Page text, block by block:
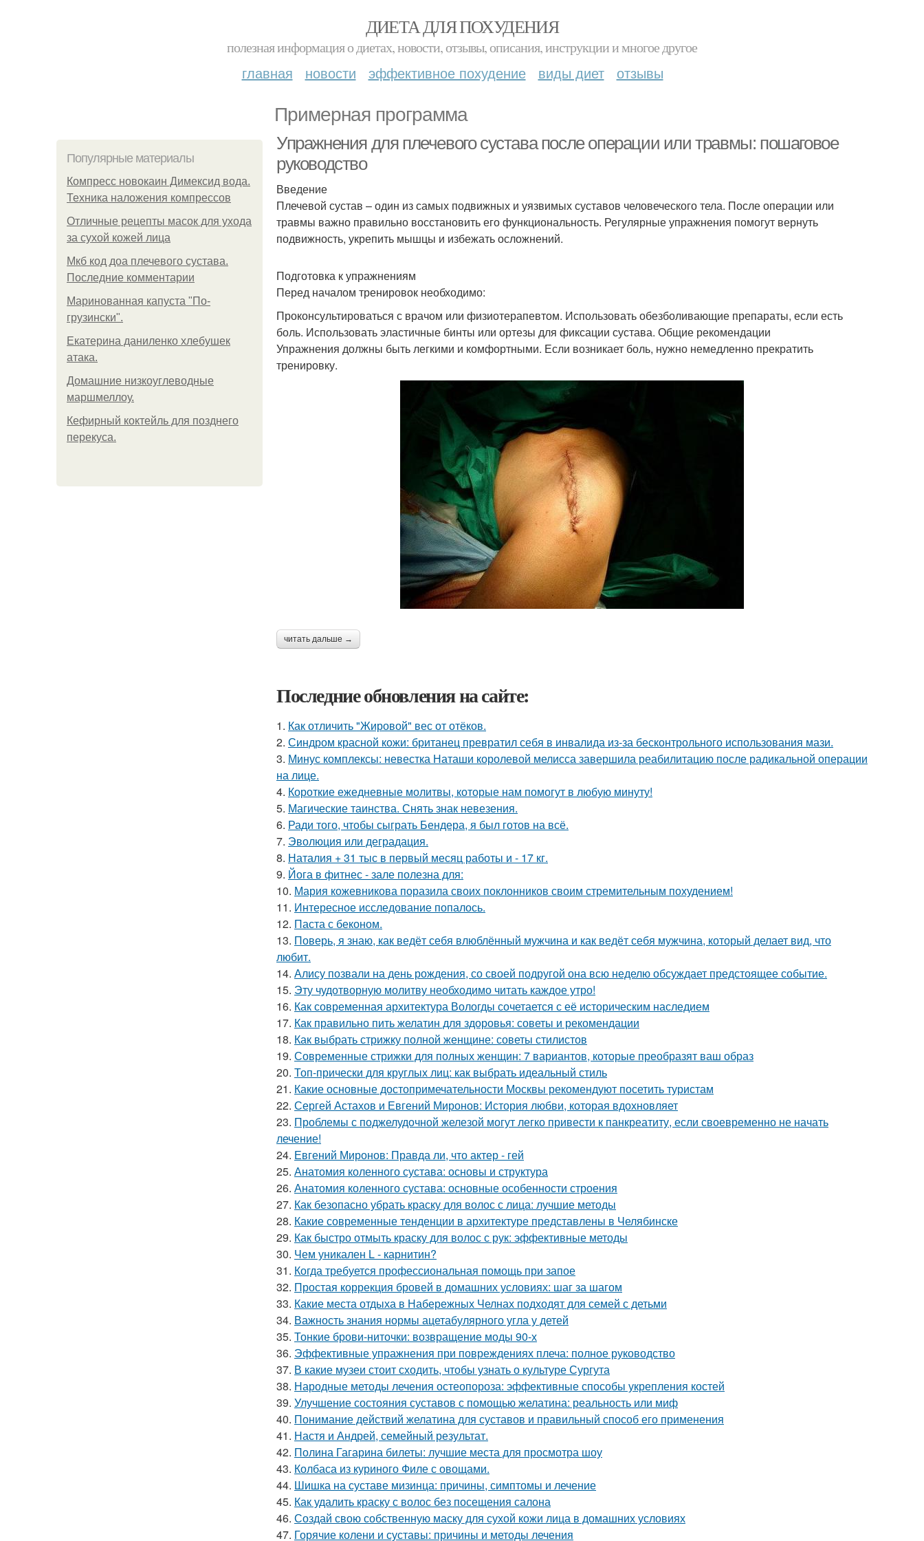
ДИЕТА ДЛЯ ПОХУДЕНИЯ
полезная информация о диетах, новости, отзывы, описания, инструкции и многое другое
главная новости эффективное похудение виды диет отзывы
Примерная программа
Популярные материалы
Компресс новокаин Димексид вода.
Техника наложения компрессов
Отличные рецепты масок для ухода
за сухой кожей лица
Мкб код доа плечевого сустава.
Последние комментарии
Маринованная капуста "По-
грузински".
Екатерина даниленко хлебушек
атака.
Домашние низкоуглеводные
маршмеллоу.
Кефирный коктейль для позднего
перекуса.
Упражнения для плечевого сустава после операции или травмы: пошаговое
руководство
Введение
Плечевой сустав – один из самых подвижных и уязвимых суставов человеческого тела. После операции или
травмы важно правильно восстановить его функциональность. Регулярные упражнения помогут вернуть
подвижность, укрепить мышцы и избежать осложнений.
Подготовка к упражнениям
Перед началом тренировок необходимо:
Проконсультироваться с врачом или физиотерапевтом. Использовать обезболивающие препараты, если есть
боль. Использовать эластичные бинты или ортезы для фиксации сустава. Общие рекомендации
Упражнения должны быть легкими и комфортными. Если возникает боль, нужно немедленно прекратить
тренировку.
читать дальше →
Последние обновления на сайте:
1. Как отличить "Жировой" вес от отёков.
2. Синдром красной кожи: британец превратил себя в инвалида из-за бесконтрольного использования мази.
3. Минус комплексы: невестка Наташи королевой мелисса завершила реабилитацию после радикальной операции
на лице.
4. Короткие ежедневные молитвы, которые нам помогут в любую минуту!
5. Магические таинства. Снять знак невезения.
6. Ради того, чтобы сыграть Бендера, я был готов на всё.
7. Эволюция или деградация.
8. Наталия + 31 тыс в первый месяц работы и - 17 кг.
9. Йога в фитнес - зале полезна для:
10. Мария кожевникова поразила своих поклонников своим стремительным похудением!
11. Интересное исследование попалось.
12. Паста с беконом.
13. Поверь, я знаю, как ведёт себя влюблённый мужчина и как ведёт себя мужчина, который делает вид, что
любит.
14. Алису позвали на день рождения, со своей подругой она всю неделю обсуждает предстоящее событие.
15. Эту чудотворную молитву необходимо читать каждое утро!
16. Как современная архитектура Вологды сочетается с её историческим наследием
17. Как правильно пить желатин для здоровья: советы и рекомендации
18. Как выбрать стрижку полной женщине: советы стилистов
19. Современные стрижки для полных женщин: 7 вариантов, которые преобразят ваш образ
20. Топ-прически для круглых лиц: как выбрать идеальный стиль
21. Какие основные достопримечательности Москвы рекомендуют посетить туристам
22. Сергей Астахов и Евгений Миронов: История любви, которая вдохновляет
23. Проблемы с поджелудочной железой могут легко привести к панкреатиту, если своевременно не начать
лечение!
24. Евгений Миронов: Правда ли, что актер - гей
25. Анатомия коленного сустава: основы и структура
26. Анатомия коленного сустава: основные особенности строения
27. Как безопасно убрать краску для волос с лица: лучшие методы
28. Какие современные тенденции в архитектуре представлены в Челябинске
29. Как быстро отмыть краску для волос с рук: эффективные методы
30. Чем уникален L - карнитин?
31. Когда требуется профессиональная помощь при запое
32. Простая коррекция бровей в домашних условиях: шаг за шагом
33. Какие места отдыха в Набережных Челнах подходят для семей с детьми
34. Важность знания нормы ацетабулярного угла у детей
35. Тонкие брови-ниточки: возвращение моды 90-х
36. Эффективные упражнения при повреждениях плеча: полное руководство
37. В какие музеи стоит сходить, чтобы узнать о культуре Сургута
38. Народные методы лечения остеопороза: эффективные способы укрепления костей
39. Улучшение состояния суставов с помощью желатина: реальность или миф
40. Понимание действий желатина для суставов и правильный способ его применения
41. Настя и Андрей, семейный результат.
42. Полина Гагарина билеты: лучшие места для просмотра шоу
43. Колбаса из куриного Филе с овощами.
44. Шишка на суставе мизинца: причины, симптомы и лечение
45. Как удалить краску с волос без посещения салона
46. Создай свою собственную маску для сухой кожи лица в домашних условиях
47. Горячие колени и суставы: причины и методы лечения